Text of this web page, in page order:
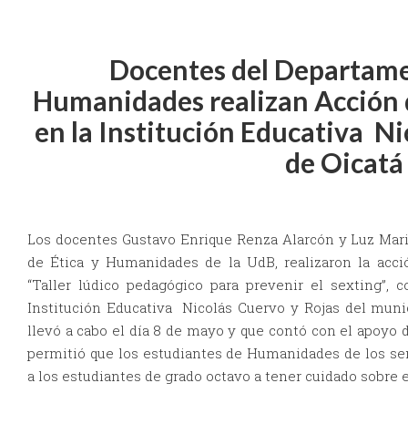
Docentes del
Humanidades realizan Acción
en la Institución Educativa
de Oicatá
Los docentes Gustavo Enrique Renza Alarcón y Luz
de Ética y Humanidades de la UdB, realizaron la
“Taller lúdico pedagógico para prevenir el sexting”,
Institución Educativa Nicolás Cuervo y Rojas del
llevó a cabo el día 8 de mayo y que contó con el
permitió que los estudiantes de Humanidades de los
a los estudiantes de grado octavo a tener cuidado sobre